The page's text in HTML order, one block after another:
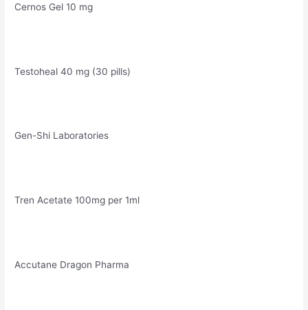
Cernos Gel 10 mg
Testoheal 40 mg (30 pills)
Gen-Shi Laboratories
Tren Acetate 100mg per 1ml
Accutane Dragon Pharma